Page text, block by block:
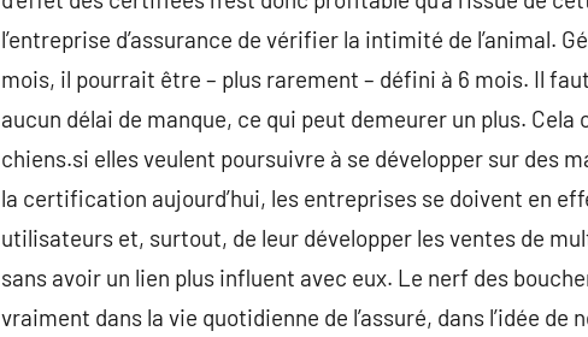
l’entreprise d’assurance de vérifier la intimité de l’animal.
mois, il pourrait être – plus rarement – défini à 6 mois. Il
aucun délai de manque, ce qui peut demeurer un plus.
chiens.si elles veulent poursuivre à se développer sur des
la certification aujourd’hui, les entreprises se doivent en
utilisateurs et, surtout, de leur développer les ventes de
sans avoir un lien plus influent avec eux. Le nerf des
vraiment dans la vie quotidienne de l’assuré, dans l’idée de